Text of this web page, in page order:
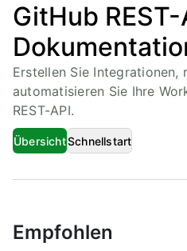
GitHub
Erstellen Sie Integrationen,
automatisieren Sie Ihre
REST-API.
ÜbersichtSchnellstart
Empfohlen